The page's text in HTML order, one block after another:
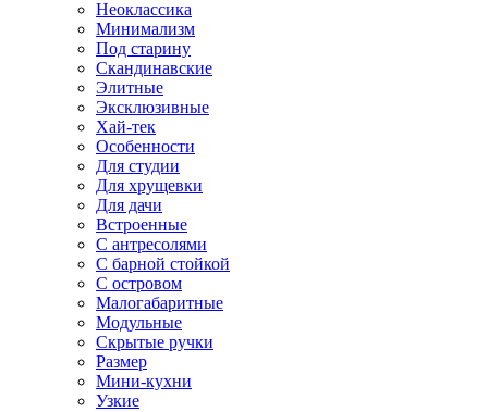
Неоклассика
Минимализм
Под старину
Скандинавские
Элитные
Эксклюзивные
Хай-тек
Особенности
Для студии
Для хрущевки
Для дачи
Встроенные
С антресолями
С барной стойкой
С островом
Малогабаритные
Модульные
Скрытые ручки
Размер
Мини-кухни
Узкие